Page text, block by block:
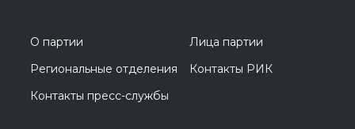
О партии
Лица партии
Региональные отделения
Контакты РИК
Контакты пресс-службы